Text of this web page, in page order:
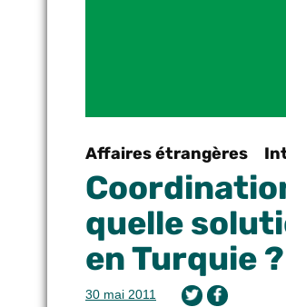
Affaires étrangères
quelle
en Turquie ?
30 mai 2011